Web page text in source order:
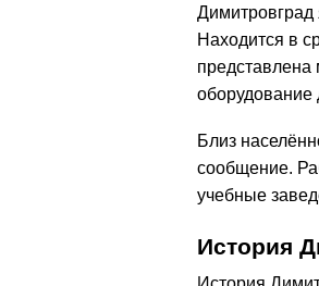
Димитровград
Находится в
Близ
сообщение.
учебные
История